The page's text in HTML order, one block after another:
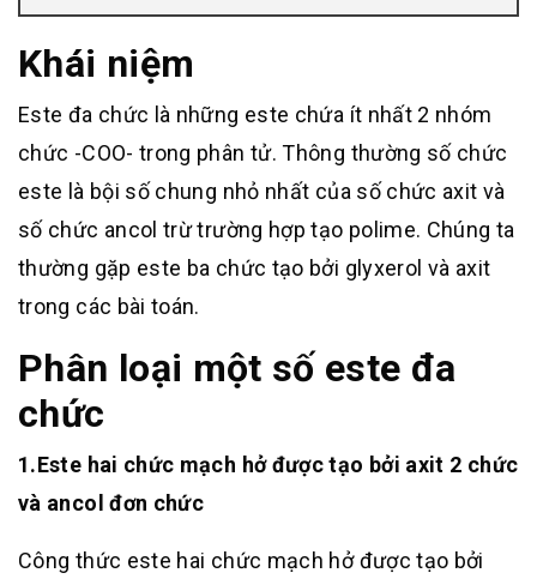
Khái niệm
Este đa chức là những este chứa ít nhất 2 nhóm
chức -COO- trong phân tử. Thông thường số chức
este là bội số chung nhỏ nhất của số chức axit và
số chức ancol trừ trường hợp tạo polime. Chúng ta
thường gặp este ba chức tạo bởi glyxerol và axit
trong các bài toán.
Phân loại một số este đa
chức
1.Este hai chức mạch hở được tạo bởi axit 2 chức
và ancol đơn chức
Công thức este hai chức mạch hở được tạo bởi